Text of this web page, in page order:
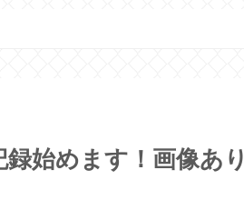
始めます！画像あり